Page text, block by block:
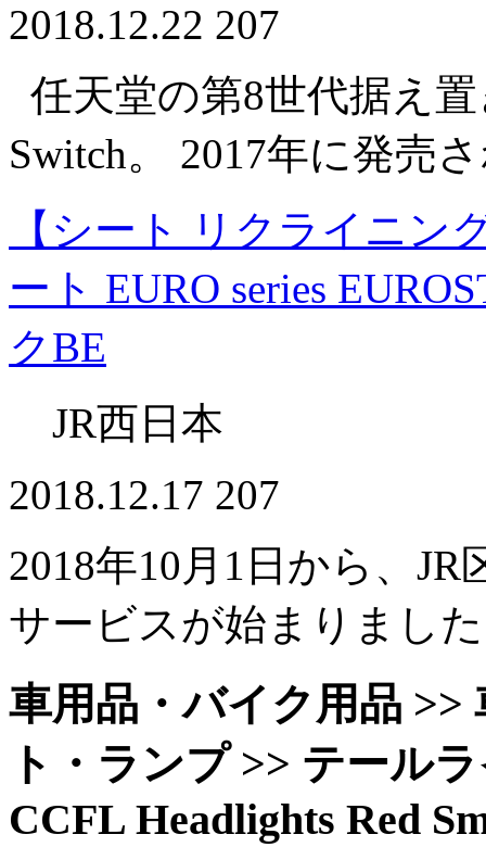
2018.12.22 207
任天堂の第8世代据え
Switch。 2017年に発売
【シート リクライニン
ート EURO series
クBE
JR西日本
2018.12.17 207
2018年10月1日から、
サービスが始まりまし
車用品・バイク用品 >>
ト・ランプ >> テール
CCFL Headlights Red